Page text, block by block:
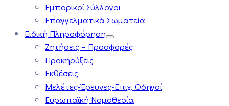
Εμπορικοί Σύλλογοι
Επαγγελματικά Σωματεία
Ειδική Πληροφόρηση
Ζητήσεις – Προσφορές
Προκηρύξεις
Εκθέσεις
Μελέτες-Έρευνες-Επιχ. Οδηγοί
Ευρωπαϊκή Νομοθεσία